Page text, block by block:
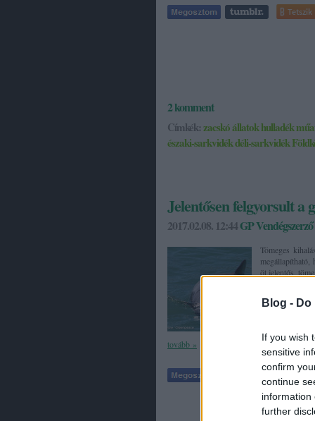
Blog -
If you wish
sensitive
confirm
continue
information
further
Tetszik
2komment
Címkék:zacskóállatokhulladék
északi-sarkvidékdéli-sarkvidék
Jelentősen felgyorsult a
2017.02.08. 12:44GP Vendégszerző
Tömeges
öt jelentős,
tovább »
Tetszik